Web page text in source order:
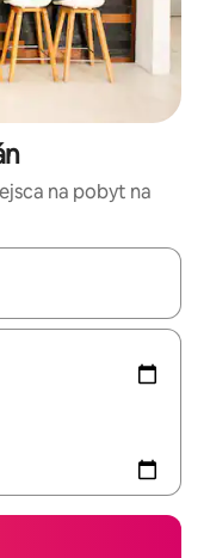
na pobyt na
się po nich za